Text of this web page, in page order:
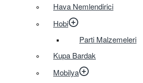
Hava Nemlendirici
Hobi
Parti Malzemeleri
Kupa Bardak
Mobilya